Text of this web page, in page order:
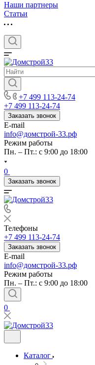
Наши партнеры
Статьи
+7 499 113-24-74
+7 499 113-24-74
Заказать звонок
E-mail
info@домстрой-33.рф
Режим работы
Пн. – Пт.: с 9:00 до 18:00
0
Заказать звонок
Телефоны
+7 499 113-24-74
Заказать звонок
E-mail
info@домстрой-33.рф
Режим работы
Пн. – Пт.: с 9:00 до 18:00
0
Каталог